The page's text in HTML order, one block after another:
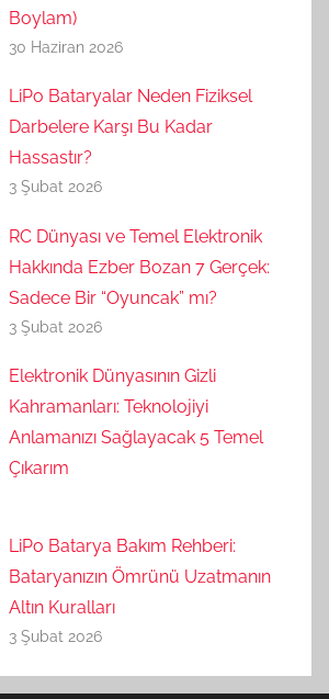
Boylam)
30 Haziran 2026
LiPo Bataryalar Neden Fiziksel
Darbelere Karşı Bu Kadar
Hassastır?
3 Şubat 2026
RC Dünyası ve Temel Elektronik
Hakkında Ezber Bozan 7 Gerçek:
Sadece Bir “Oyuncak” mı?
3 Şubat 2026
Elektronik Dünyasının Gizli
Kahramanları: Teknolojiyi
Anlamanızı Sağlayacak 5 Temel
Çıkarım
LiPo Batarya Bakım Rehberi:
Bataryanızın Ömrünü Uzatmanın
Altın Kuralları
3 Şubat 2026